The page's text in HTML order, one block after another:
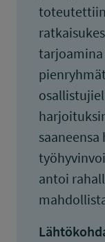
tarjoamina
antoi